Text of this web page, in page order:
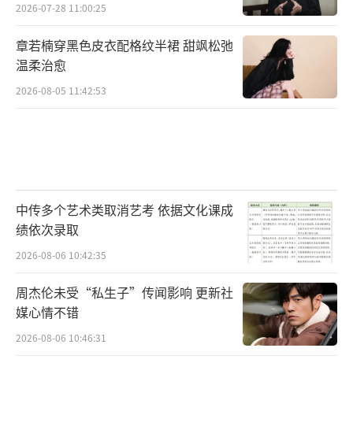
2026-07-28 11:00:25
章若楠穿黑色皮衣配格纹半裙 甜飒松弛
温柔治愈
2026-08-05 11:42:53
中传多个艺术类取消艺考 依据文化课成
绩依次录取
2026-08-06 10:42:35
周杰伦未受“私生子”传闻影响 更新社
媒心情不错
2026-08-06 10:46:31